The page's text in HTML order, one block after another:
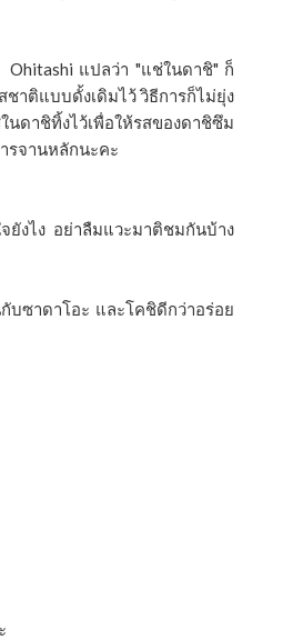
Ohitashi แปลว่า "แช่ในดาชิ" ก็
าติแบบดั้งเดิมไว้ วิธีการก็ไม่ยุ่ง
นดาชิทิ้งไว้เพื่อให้รสของดาชิซึม
รจานหลักนะคะ
ยังไง อย่าลืมแวะมาติชมกันบ้าง
บซาดาโอะ และโคชิดีกว่าอร่อย